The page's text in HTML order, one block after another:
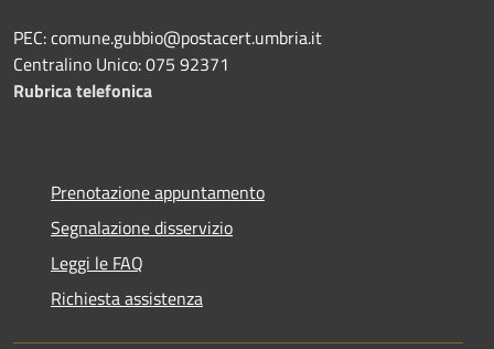
PEC: comune.gubbio@postacert.umbria.it
Centralino Unico: 075 92371
Rubrica telefonica
Prenotazione appuntamento
Segnalazione disservizio
Leggi le FAQ
Richiesta assistenza